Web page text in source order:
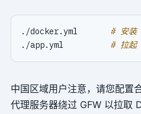
./docker.yml # 安装
./app.yml # 拉起
中国区域用户注意，请您配置
代理服务器绕过 GFW 以拉取